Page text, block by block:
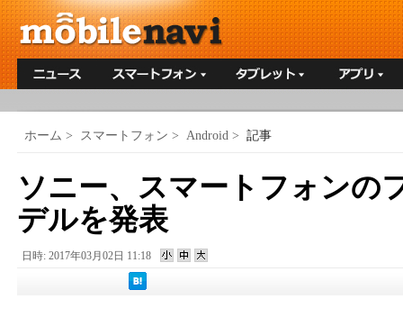
ホーム > スマートフォン > Android > 記事
ソニー、スマートフォンの
デルを発表
日時: 2017年03月02日 11:18